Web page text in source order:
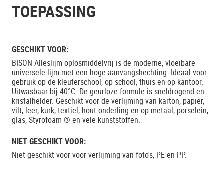
TOEPASSING
GESCHIKT VOOR:
BISON Alleslijm oplosmiddelvrij is de moderne, vloeibare
universele lijm met een hoge aanvangshechting. Ideaal voor
gebruik op de kleuterschool, op school, thuis en op kantoor.
Uitwasbaar bij 40°C. De geurloze formule is sneldrogend en
kristalhelder. Geschikt voor de verlijming van karton, papier,
vilt, leer, kurk, textiel, hout onderling en op metaal, porselein,
glas, Styrofoam ® en vele kunststoffen.
NIET GESCHIKT VOOR:
Niet geschikt voor voor verlijming van foto's, PE en PP.